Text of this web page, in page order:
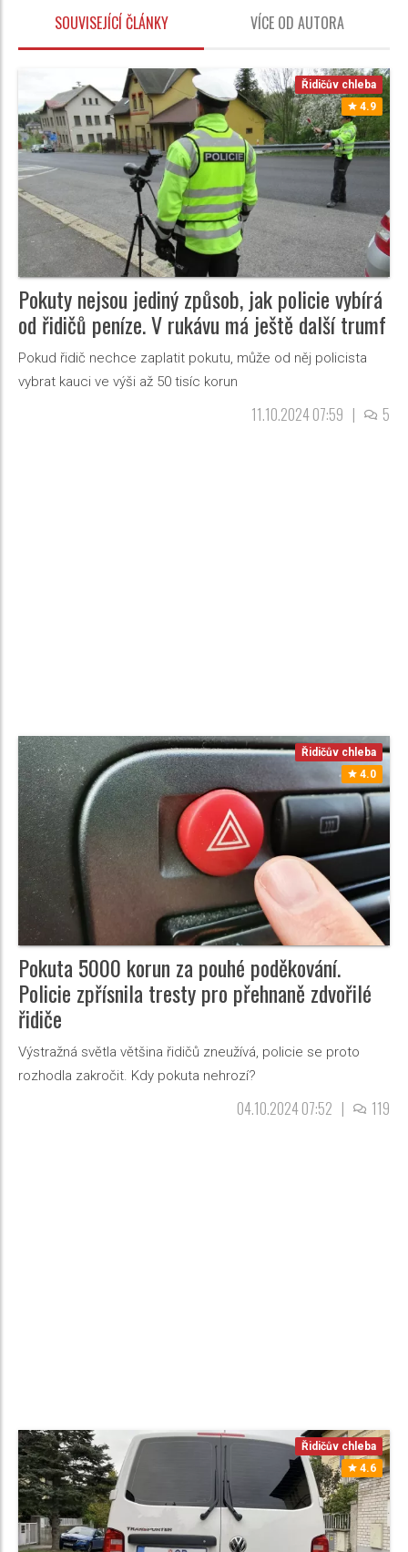
SOUVISEJÍCÍ ČLÁNKY VÍCE OD AUTORA
Řidičův chleba
4.9
Pokuty nejsou jediný způsob, jak policie vybírá
od řidičů peníze. V rukávu má ještě další trumf
Pokud řidič nechce zaplatit pokutu, může od něj policista
vybrat kauci ve výši až 50 tisíc korun
11.10.2024 07:59 | 5
Řidičův chleba
4.0
Pokuta 5000 korun za pouhé poděkování.
Policie zpřísnila tresty pro přehnaně zdvořilé
řidiče
Výstražná světla většina řidičů zneužívá, policie se proto
rozhodla zakročit. Kdy pokuta nehrozí?
04.10.2024 07:52 | 119
Řidičův chleba
4.6